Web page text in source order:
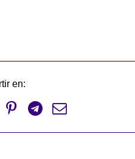
en:
  